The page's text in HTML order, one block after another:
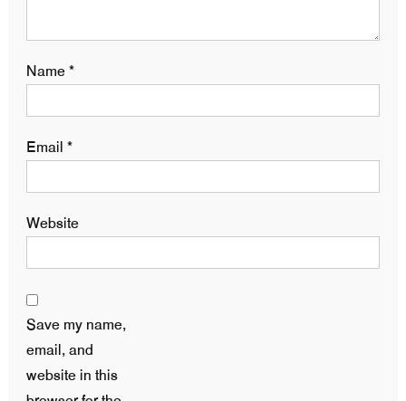
Name*
Email *
Website
Save my name,
email, and
website in this